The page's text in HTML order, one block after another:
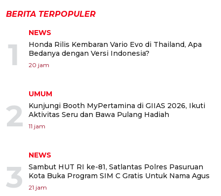
BERITA TERPOPULER
1
NEWS
Honda Rilis Kembaran Vario Evo di Thailand, Apa
Bedanya dengan Versi Indonesia?
20 jam
2
UMUM
Kunjungi Booth MyPertamina di GIIAS 2026, Ikuti
Aktivitas Seru dan Bawa Pulang Hadiah
11 jam
3
NEWS
Sambut HUT RI ke-81, Satlantas Polres Pasuruan
Kota Buka Program SIM C Gratis Untuk Nama Agus
21 jam